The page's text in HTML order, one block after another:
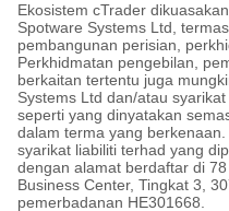
Ekosistem cTrader
Spotware Systems Ltd,
pembangunan perisian,
Perkhidmatan pengebilan,
berkaitan tertentu juga
Systems Ltd dan/atau
seperti yang dinyatakan
dalam terma yang
syarikat liabiliti terhad yang
dengan alamat berdaftar di
Business Center, Tingkat 3,
pemerbadanan HE301668.